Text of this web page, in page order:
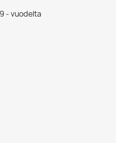
- vuodelta